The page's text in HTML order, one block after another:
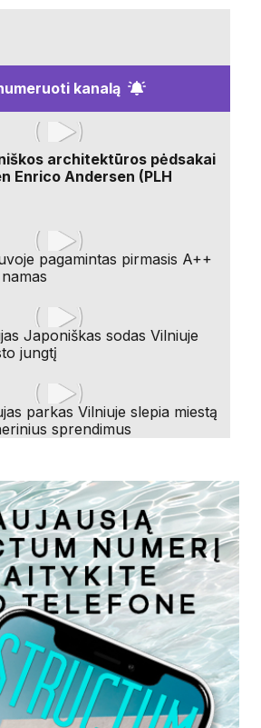
kanalą
architektūros pėdsakai
Enrico Andersen (PLH
pagamintas pirmasis A++
Japoniškas sodas Vilniuje
jungtį
parkas Vilniuje slepia miestą
sprendimus